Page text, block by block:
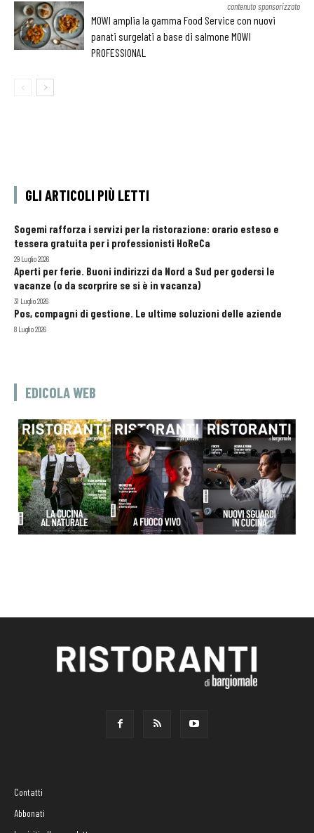
contenuto sponsorizzato
MOWI amplia la gamma Food Service con nuovi
panati surgelati a base di salmone MOWI
PROFESSIONAL
GLI ARTICOLI PIÙ LETTI
Sogemi rafforza i servizi per la ristorazione: orario esteso e
tessera gratuita per i professionisti HoReCa
29 Luglio 2026
Aperti per ferie. Buoni indirizzi da Nord a Sud per godersi le
vacanze (o da scorprire se si è in vacanza)
31 Luglio 2026
Pos, compagni di gestione. Le ultime soluzioni delle aziende
8 Luglio 2026
EDICOLA WEB
Contatti
Abbonati